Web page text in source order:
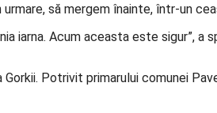
să mergem înainte, într-un
iarna. Acum aceasta este sigur”, a
Potrivit primarului comunei